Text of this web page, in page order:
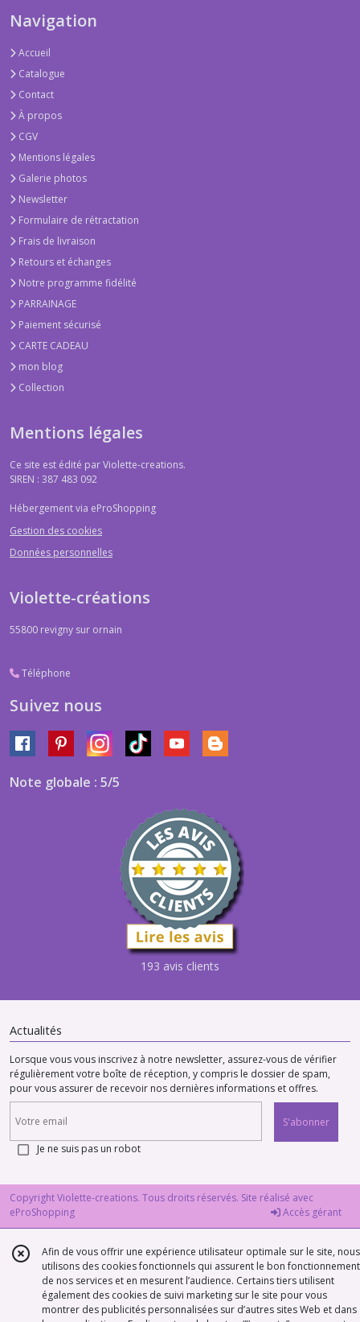
Navigation
Accueil
Catalogue
Contact
À propos
CGV
Mentions légales
Galerie photos
Newsletter
Formulaire de rétractation
Frais de livraison
Retours et échanges
Notre programme fidélité
PARRAINAGE
Paiement sécurisé
CARTE CADEAU
mon blog
Collection
Mentions légales
Ce site est édité par Violette-creations.
SIREN : 387 483 092
Hébergement via eProShopping
Gestion des cookies
Données personnelles
Violette-créations
55800 revigny sur ornain
Téléphone
Suivez nous
Note globale : 5/5
193 avis clients
Actualités
Lorsque vous vous inscrivez à notre newsletter, assurez-vous de vérifier
régulièrement votre boîte de réception, y compris le dossier de spam,
pour vous assurer de recevoir nos dernières informations et offres.
S'abonner
Je ne suis pas un robot
Copyright Violette-creations. Tous droits réservés. Site réalisé avec
eProShopping
Accès gérant
Afin de vous offrir une expérience utilisateur optimale sur le site, nous
utilisons des cookies fonctionnels qui assurent le bon fonctionnement
de nos services et en mesurent l’audience. Certains tiers utilisent
également des cookies de suivi marketing sur le site pour vous
montrer des publicités personnalisées sur d’autres sites Web et dans